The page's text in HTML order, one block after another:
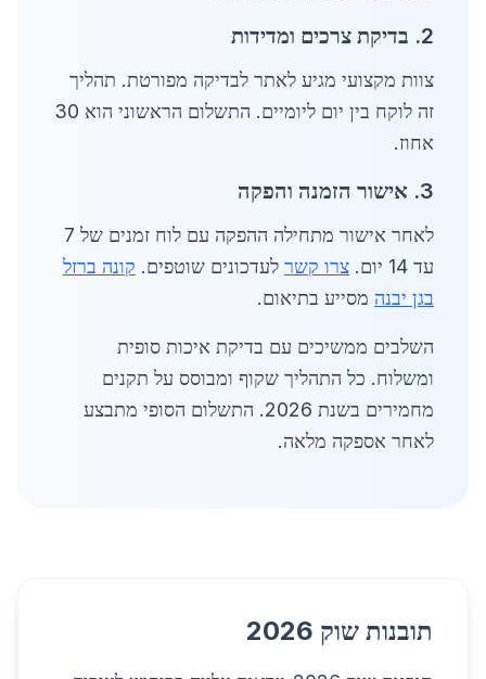
2. בדיקת צרכים ומדידות
צוות מקצועי מגיע לאתר לבדיקה מפורטת. תהליך
זה לוקח בין יום ליומיים. התשלום הראשוני הוא 30
אחוז.
3. אישור הזמנה והפקה
לאחר אישור מתחילה ההפקה עם לוח זמנים של 7
עד 14 יום.
צרו קשר לעדכונים שוטפים. קונה ברזל
בגן יבנה מסייע בתיאום.
השלבים ממשיכים עם בדיקת איכות סופית
ומשלוח. כל התהליך שקוף ומבוסס על תקנים
מחמירים בשנת 2026. התשלום הסופי מתבצע
לאחר אספקה מלאה.
תובנות שוק 2026